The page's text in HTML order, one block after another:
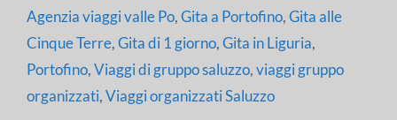
Agenzia viaggi valle Po,Gita a Portofino,Gita alle
Cinque Terre,Gita di 1 giorno,Gita in Liguria,
Portofino,Viaggi di gruppo saluzzo,viaggi gruppo
organizzati,Viaggi organizzati Saluzzo